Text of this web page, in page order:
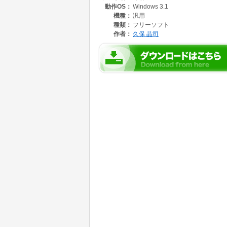
･ファイル保存時範囲指定しないとエラーにな
動作OS： Windows 3.1
機種： 汎用
種類： フリーソフト
作者： 久保 晶司